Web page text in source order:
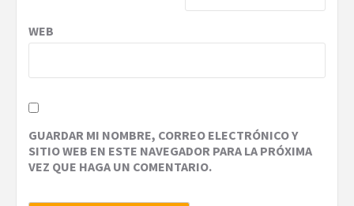
WEB
GUARDAR MI NOMBRE, CORREO ELECTRÓNICO Y
SITIO WEB EN ESTE NAVEGADOR PARA LA PRÓXIMA
VEZ QUE HAGA UN COMENTARIO.